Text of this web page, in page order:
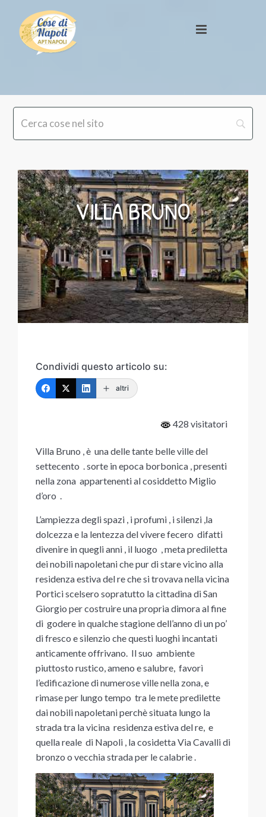
VILLA BRUNO
Condividi questo articolo su:
altri
428 visitatori
Villa Bruno , è una delle tante belle ville del
settecento . sorte in epoca borbonica , presenti
nella zona appartenenti al cosiddetto Miglio
d’oro .
L’ampiezza degli spazi , i profumi , i silenzi ,la
dolcezza e la lentezza del vivere fecero difatti
divenire in quegli anni , il luogo , meta prediletta
dei nobili napoletani che pur di stare vicino alla
residenza estiva del re che si trovava nella vicina
Portici scelsero sopratutto la cittadina di San
Giorgio per costruire una propria dimora al fine
di godere in qualche stagione dell’anno di un po’
di fresco e silenzio che questi luoghi incantati
anticamente offrivano. Il suo ambiente
piuttosto rustico, ameno e salubre, favorì
l’edificazione di numerose ville nella zona, e
rimase per lungo tempo tra le mete predilette
dai nobili napoletani perchè situata lungo la
strada tra la vicina residenza estiva del re, e
quella reale di Napoli , la cosidetta Via Cavalli di
bronzo o vecchia strada per le calabrie .